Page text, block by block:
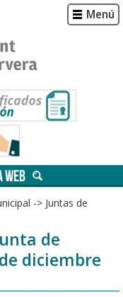
Menú
WEB
-> Juntas de
de
diciembre